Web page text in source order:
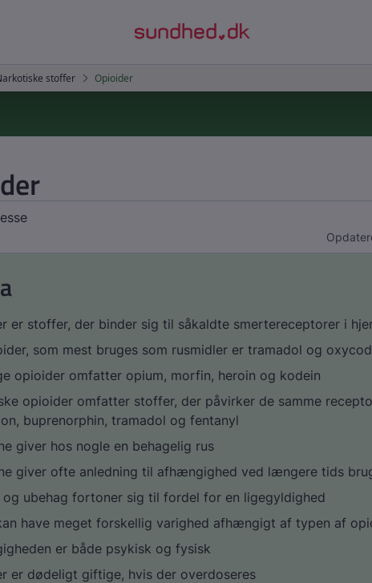
er stoffer, der binder sig til såkaldte smertereceptorer i
som mest bruges som rusmidler er tramadol og
opioider omfatter opium, morfin, heroin og kodein
opioider omfatter stoffer, der påvirker de samme
buprenorphin, tramadol og fentanyl
giver hos nogle en behagelig rus
giver ofte anledning til afhængighed ved længere tids
og ubehag fortoner sig til fordel for en ligegyldighed
have meget forskellig varighed afhængigt af typen af
er både psykisk og fysisk
er dødeligt giftige, hvis der overdoseres